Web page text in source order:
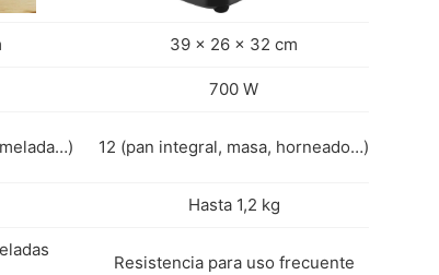
39 x 26 x 32 cm
700 W
12 (pan integral, masa, horneado…)
Hasta 1,2 kg
Resistencia para uso frecuente